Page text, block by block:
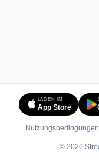
LADEN IM
App Store
Nutzungsbedingungen
© 2026